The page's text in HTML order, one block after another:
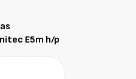
E5m h/p